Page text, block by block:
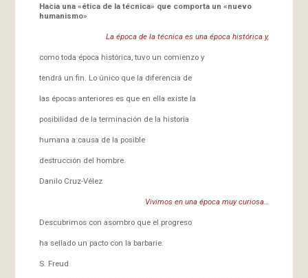
Hacia una «ética de la técnica» que comporta un «nuevo
humanismo»
La época de la técnica es una época histórica y,
como toda época histórica, tuvo un comienzo y
tendrá un fin. Lo único que la diferencia de
las épocas anteriores es que en ella existe la
posibilidad de la terminación de la historia
humana a causa de la posible
destrucción del hombre.
Danilo Cruz-Vélez
Vivimos en una época muy curiosa…
Descubrimos con asombro que el progreso
ha sellado un pacto con la barbarie.
S. Freud